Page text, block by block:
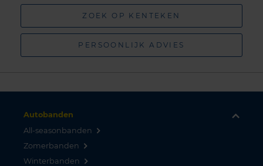
ZOEK OP KENTEKEN
PERSOONLIJK ADVIES
Autobanden
All-seasonbanden
Zomerbanden
Winterbanden